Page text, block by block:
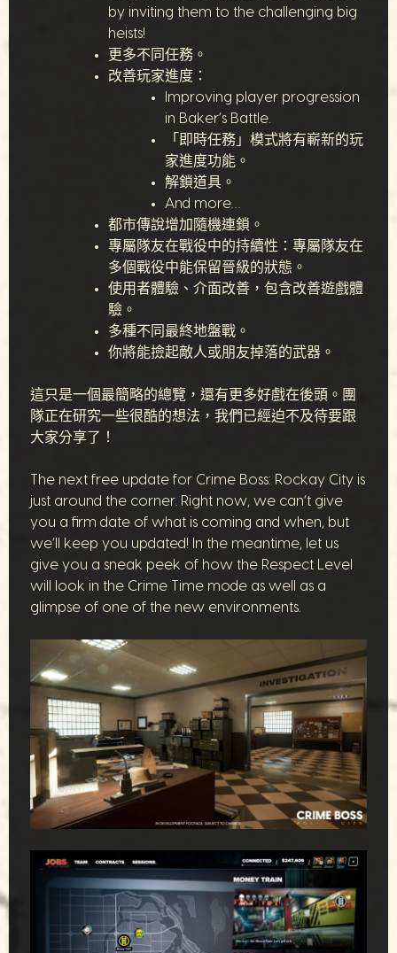
by inviting them to the challenging big
heists!
更多不同任務。
改善玩家進度：
Improving player progression
in Baker’s Battle.
「即時任務」模式將有嶄新的玩
家進度功能。
解鎖道具。
And more…
都市傳說增加隨機連鎖。
專屬隊友在戰役中的持續性：專屬隊友在
多個戰役中能保留晉級的狀態。
使用者體驗、介面改善，包含改善遊戲體
驗。
多種不同最終地盤戰。
你將能撿起敵人或朋友掉落的武器。
這只是一個最簡略的總覽，還有更多好戲在後頭。團
隊正在研究一些很酷的想法，我們已經迫不及待要跟
大家分享了！
The next free update for Crime Boss: Rockay City is
just around the corner. Right now, we can’t give
you a firm date of what is coming and when, but
we’ll keep you updated! In the meantime, let us
give you a sneak peek of how the Respect Level
will look in the Crime Time mode as well as a
glimpse of one of the new environments.